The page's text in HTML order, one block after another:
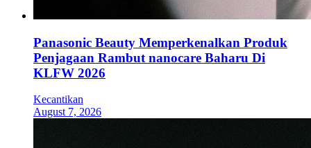
Panasonic Beauty Memperkenalkan Produk
Penjagaan Rambut nanocare Baharu Di
KLFW 2026
Kecantikan
August 7, 2026